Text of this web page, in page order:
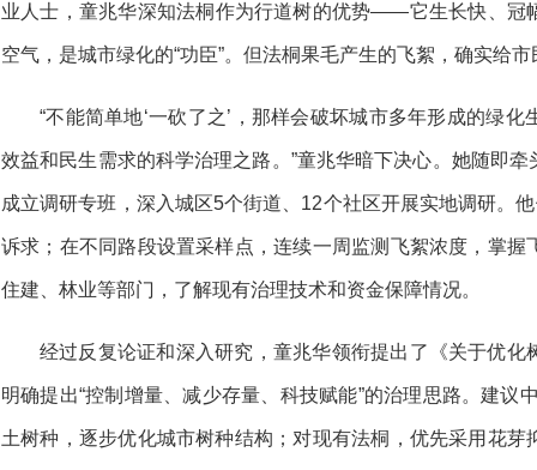
业人士，童兆华深知法桐作为行道树的优势——它生长快、冠
空气，是城市绿化的“功臣”。但法桐果毛产生的飞絮，确实给
“不能简单地‘一砍了之’，那样会破坏城市多年形成的绿
效益和民生需求的科学治理之路。”童兆华暗下决心。她随即
成立调研专班，深入城区5个街道、12个社区开展实地调研。
诉求；在不同路段设置采样点，连续一周监测飞絮浓度，掌
住建、林业等部门，了解现有治理技术和资金保障情况。
经过反复论证和深入研究，童兆华领衔提出了《关于优
明确提出“控制增量、减少存量、科技赋能”的治理思路。建议
土树种，逐步优化城市树种结构；对现有法桐，优先采用花